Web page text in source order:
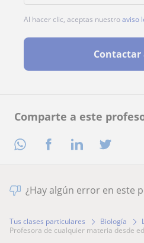
Comparte a este
Al hacer clic, aceptas nuestroaviso
Contactar
¿Hay algún error en este
Tus clases particulares Biología
profesora de cualquier materia desde